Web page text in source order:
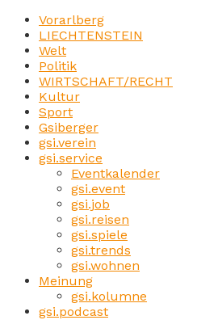
Vorarlberg
LIECHTENSTEIN
Welt
Politik
WIRTSCHAFT/RECHT
Kultur
Sport
Gsiberger
gsi.verein
gsi.service
Eventkalender
gsi.event
gsi.job
gsi.reisen
gsi.spiele
gsi.trends
gsi.wohnen
Meinung
gsi.kolumne
gsi.podcast